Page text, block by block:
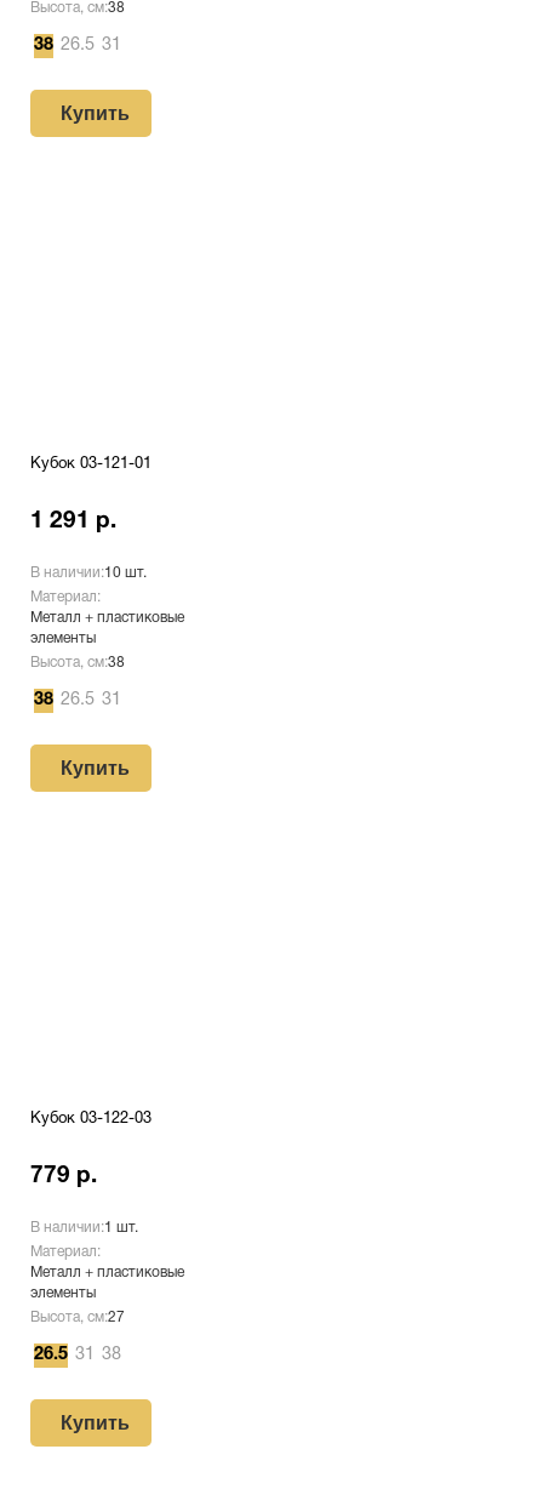
Высота, см:38
38 26.5 31
Купить
Кубок 03-121-01
1 291 р.
В наличии:10 шт.
Материал:
Металл + пластиковые
элементы
Высота, см:38
38 26.5 31
Купить
Кубок 03-122-03
779 р.
В наличии:1 шт.
Материал:
Металл + пластиковые
элементы
Высота, см:27
26.5 31 38
Купить